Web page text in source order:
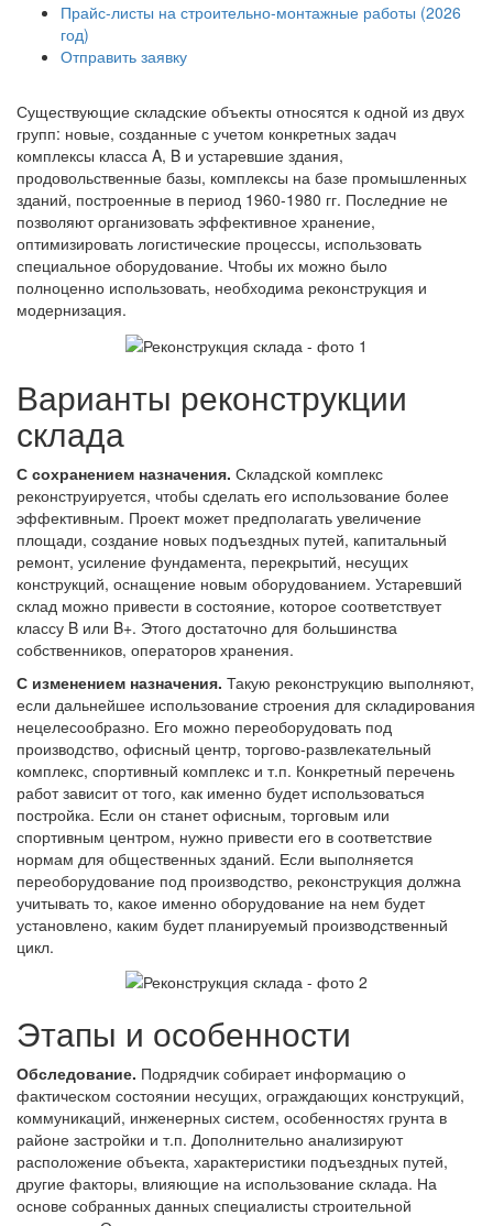
Прайс-листы на строительно-монтажные работы (2026
год)
Отправить заявку
Существующие складские объекты относятся к одной из двух
групп: новые, созданные с учетом конкретных задач
комплексы класса A, B и устаревшие здания,
продовольственные базы, комплексы на базе промышленных
зданий, построенные в период 1960-1980 гг. Последние не
позволяют организовать эффективное хранение,
оптимизировать логистические процессы, использовать
специальное оборудование. Чтобы их можно было
полноценно использовать, необходима реконструкция и
модернизация.
Варианты реконструкции
склада
С сохранением назначения. Складской комплекс
реконструируется, чтобы сделать его использование более
эффективным. Проект может предполагать увеличение
площади, создание новых подъездных путей, капитальный
ремонт, усиление фундамента, перекрытий, несущих
конструкций, оснащение новым оборудованием. Устаревший
склад можно привести в состояние, которое соответствует
классу B или B+. Этого достаточно для большинства
собственников, операторов хранения.
С изменением назначения. Такую реконструкцию выполняют,
если дальнейшее использование строения для складирования
нецелесообразно. Его можно переоборудовать под
производство, офисный центр, торгово-развлекательный
комплекс, спортивный комплекс и т.п. Конкретный перечень
работ зависит от того, как именно будет использоваться
постройка. Если он станет офисным, торговым или
спортивным центром, нужно привести его в соответствие
нормам для общественных зданий. Если выполняется
переоборудование под производство, реконструкция должна
учитывать то, какое именно оборудование на нем будет
установлено, каким будет планируемый производственный
цикл.
Этапы и особенности
Обследование. Подрядчик собирает информацию о
фактическом состоянии несущих, ограждающих конструкций,
коммуникаций, инженерных систем, особенностях грунта в
районе застройки и т.п. Дополнительно анализируют
расположение объекта, характеристики подъездных путей,
другие факторы, влияющие на использование склада. На
основе собранных данных специалисты строительной